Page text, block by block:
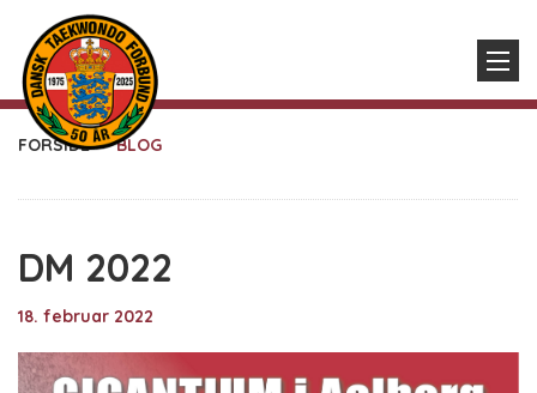
FORSIDE BLOG
DM 2022
18. februar 2022